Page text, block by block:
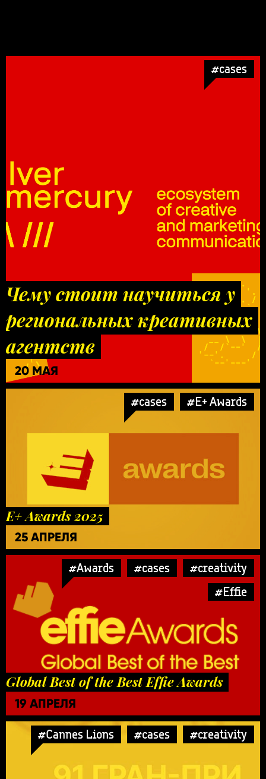
#cases
Чему стоит научиться у
региональных креативных
агентств
20 МАЯ
#cases #E+ Awards
E+ Awards 2025
25 АПРЕЛЯ
#Awards #cases
#creativity
#Effie
Global Best of the Best Effie Awards
19 АПРЕЛЯ
#Cannes Lions #cases #creativity